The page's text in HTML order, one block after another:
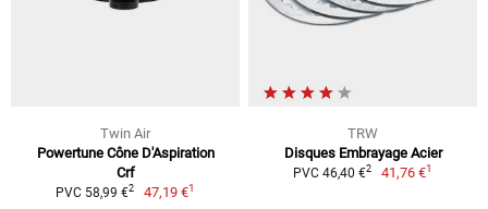
Twin Air
Powertune Cône D'Aspiration
Crf
PVC 58,99 €2 47,19 €1
TRW
Disques Embrayage Acier
PVC 46,40 €2 41,76 €1